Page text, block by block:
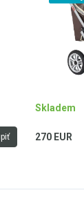
Skladem
270 EUR